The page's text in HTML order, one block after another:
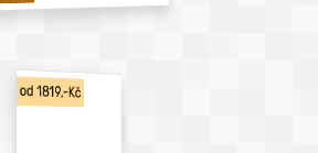
od 1819,-Kč